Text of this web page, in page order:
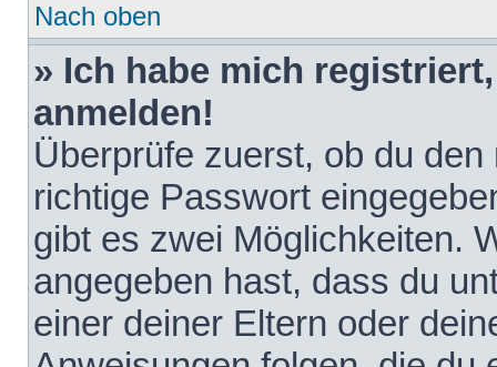
Nach oben
» Ich habe mich
anmelden!
Überprüfe zuerst, ob du
richtige Passwort
gibt es zwei Möglichkeiten.
angegeben hast, dass du
einer deiner Eltern oder